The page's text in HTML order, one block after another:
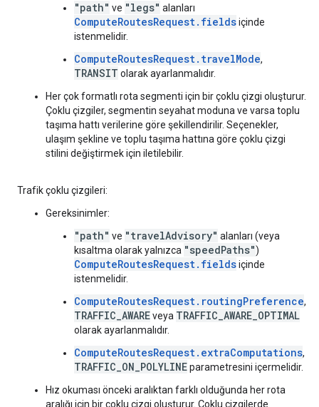
"path" ve "legs" alanları
ComputeRoutesRequest.fieldsiçinde
istenmelidir.
ComputeRoutesRequest.travelMode,
TRANSIT olarak ayarlanmalıdır.
Her çok formatlı rota segmenti için bir çoklu çizgi oluşturur.
Çoklu çizgiler, segmentin seyahat moduna ve varsa toplu
taşıma hattı verilerine göre şekillendirilir. Seçenekler,
ulaşım şekline ve toplu taşıma hattına göre çoklu çizgi
stilini değiştirmek için iletilebilir.
Trafik çoklu çizgileri:
Gereksinimler:
"path" ve "travelAdvisory" alanları (veya
kısaltma olarak yalnızca "speedPaths")
ComputeRoutesRequest.fieldsiçinde
istenmelidir.
ComputeRoutesRequest.routingPreference,
TRAFFIC_AWAREveya TRAFFIC_AWARE_OPTIMAL
olarak ayarlanmalıdır.
ComputeRoutesRequest.extraComputations,
TRAFFIC_ON_POLYLINEparametresini içermelidir.
Hız okuması önceki aralıktan farklı olduğunda her rota
aralığı için bir çoklu çizgi oluşturur. Çoklu çizgilerde